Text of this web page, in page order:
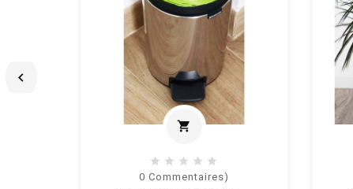
shopping_cart
0 Commentaires)
